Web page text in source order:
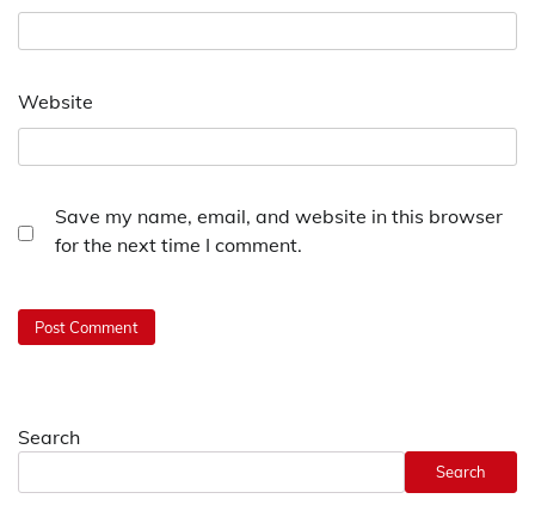
Website
Save my name, email, and website in this browser
for the next time I comment.
Search
Search